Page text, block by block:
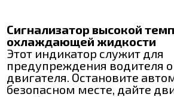
Сигнализатор высокой
охлаждающей жидкости
Этот индикатор служит для
предупреждения водителя
двигателя. Остановите
безопасном месте, дайте